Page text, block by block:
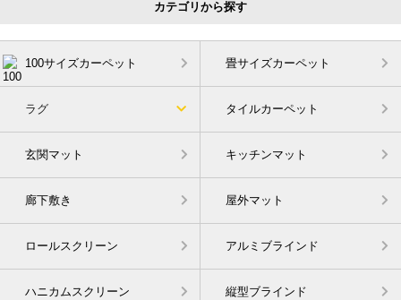
カテゴリから探す
100サイズカーペット 畳サイズカーペット
ラグ タイルカーペット
玄関マット キッチンマット
廊下敷き 屋外マット
ロールスクリーン アルミブラインド
ハニカムスクリーン 縦型ブラインド